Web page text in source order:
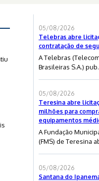
05/08/2026
Telebras abre
contratação de
A Telebras
Brasileiras S.A.)
05/08/2026
Teresina abre
milhões para
equipamentos
A Fundação
(FMS) de Teresina
05/08/2026
Santana do